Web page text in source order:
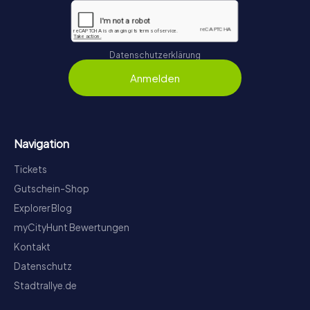
Datenschutzerklärung
Anmelden
Navigation
Tickets
Gutschein-Shop
Explorer Blog
myCityHunt Bewertungen
Kontakt
Datenschutz
Stadtrallye.de